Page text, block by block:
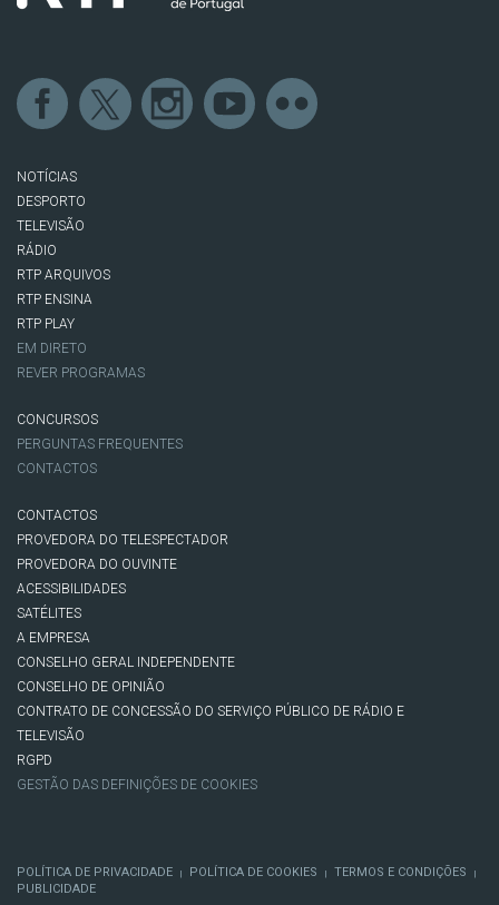
NOTÍCIAS
DESPORTO
TELEVISÃO
RÁDIO
RTP ARQUIVOS
RTP ENSINA
RTP PLAY
EM DIRETO
REVER PROGRAMAS
CONCURSOS
PERGUNTAS FREQUENTES
CONTACTOS
CONTACTOS
PROVEDORA DO TELESPECTADOR
PROVEDORA DO OUVINTE
ACESSIBILIDADES
SATÉLITES
A EMPRESA
CONSELHO GERAL INDEPENDENTE
CONSELHO DE OPINIÃO
CONTRATO DE CONCESSÃO DO SERVIÇO PÚBLICO DE RÁDIO E
TELEVISÃO
RGPD
GESTÃO DAS DEFINIÇÕES DE COOKIES
POLÍTICA DE PRIVACIDADE | POLÍTICA DE COOKIES | TERMOS E CONDIÇÕES |
PUBLICIDADE